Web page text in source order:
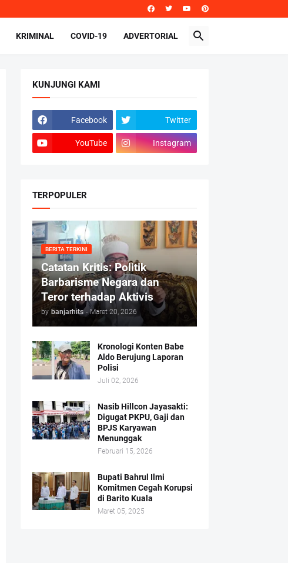
KRIMINAL COVID-19 ADVERTORIAL
KUNJUNGI KAMI
Facebook Twitter
YouTube Instagram
TERPOPULER
BERITA TERKINI
Catatan Kritis: Politik
Barbarisme Negara dan
Teror terhadap Aktivis
by banjarhits - Maret 20, 2026
Kronologi Konten Babe
Aldo Berujung Laporan
Polisi
Juli 02, 2026
Nasib Hillcon Jayasakti:
Digugat PKPU, Gaji dan
BPJS Karyawan
Menunggak
Februari 15, 2026
Bupati Bahrul Ilmi
Komitmen Cegah Korupsi
di Barito Kuala
Maret 05, 2025